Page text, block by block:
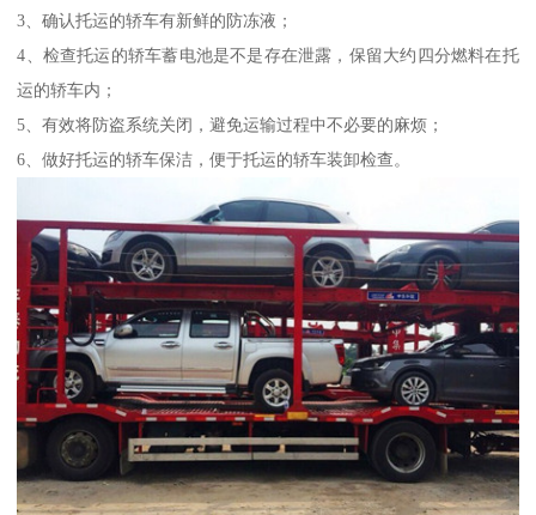
3、确认托运的轿车有新鲜的防冻液；
4、检查托运的轿车蓄电池是不是存在泄露，保留大约四分燃料在托
运的轿车内；
5、有效将防盗系统关闭，避免运输过程中不必要的麻烦；
6、做好托运的轿车保洁，便于托运的轿车装卸检查。